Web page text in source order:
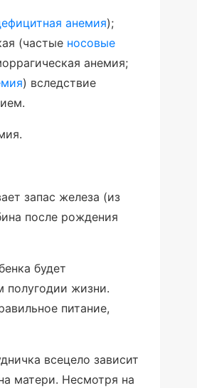
анемия);
(частые носовые
анемия;
) вследствие
запас железа (из
после рождения
будет
полугодии жизни.
питание,
всецело зависит
матери. Несмотря на